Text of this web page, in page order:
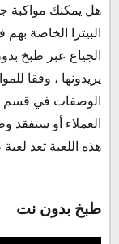
هل يمكنك مواكبة
البيتزا الخاصة
الجياع عبر طبخ
يريدونها ، وفقا
الوصفات في قسم
العملاء أو ستفقد
هذه اللعبة تعد
طبخ بدون نت